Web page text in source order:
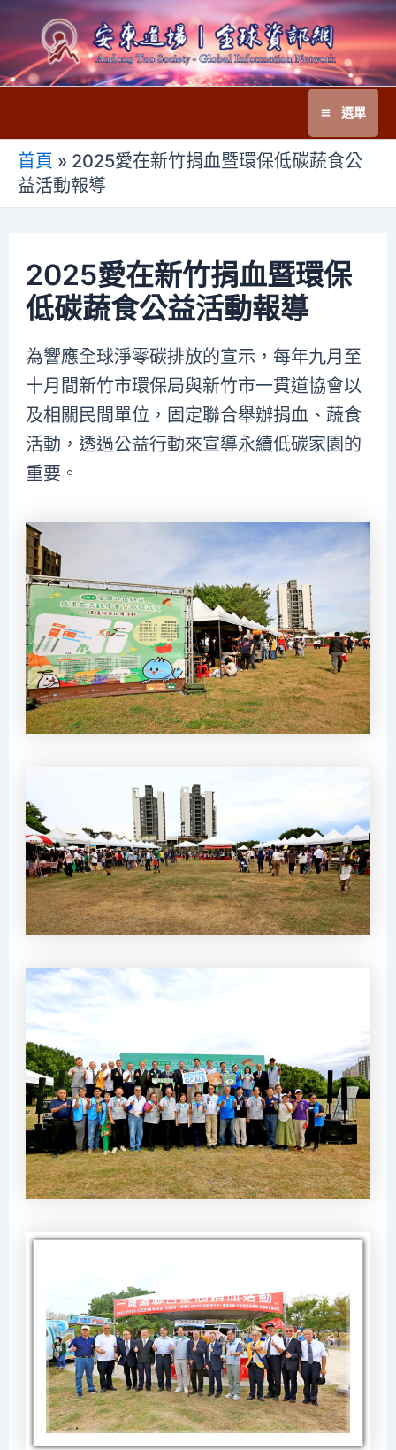
至
主
Main
選單
首頁 » 2025愛在新竹捐血暨環保低碳蔬食公
益活動報導
2025愛在新竹捐血暨環保
低碳蔬食公益活動報導
為響應全球淨零碳排放的宣示，每年九月至
十月間新竹市環保局與新竹市一貫道協會以
及相關民間單位，固定聯合舉辦捐血、蔬食
活動，透過公益行動來宣導永續低碳家園的
重要。